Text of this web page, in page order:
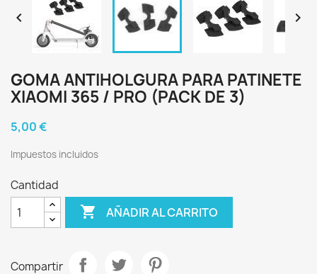
 
GOMA ANTIHOLGURA PARA PATINETE
XIAOMI 365 / PRO (PACK DE 3)
5,00 €
Impuestos incluidos
Cantidad
 AÑADIR AL CARRITO
Compartir